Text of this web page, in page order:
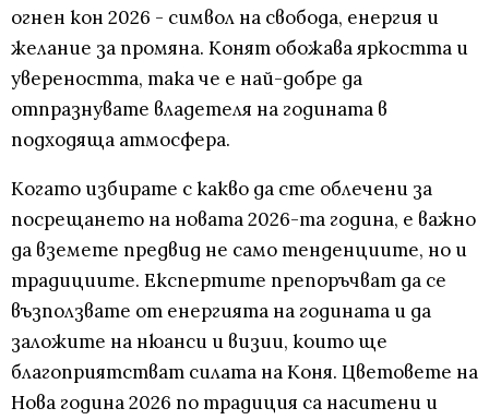
огнен кон 2026 - символ на свобода, енергия и
желание за промяна. Конят обожава яркостта и
увереността, така че е най-добре да
отпразнувате владетеля на годината в
подходяща атмосфера.
Когато избирате с какво да сте облечени за
посрещането на новата 2026-та година, е важно
да вземете предвид не само тенденциите, но и
традициите. Експертите препоръчват да се
възползвате от енергията на годината и да
заложите на нюанси и визии, които ще
благоприятстват силата на Коня. Цветовете на
Нова година 2026 по традиция са наситени и